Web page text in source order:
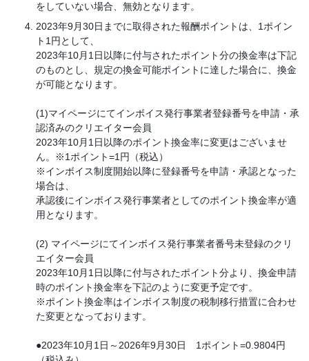
をしていない場合、無効となります。
2023年9月30日までに取得された報酬ポイントは、1ポイン
ト1円として、
2023年10月1日以降に付与されたポイント分の換金率は下記
のものとし、規定の換金可能ポイントに達した場合に、換金
が可能となります。
(1)マイページにてインボイス発行事業者登録番号を申請・承
認済みのクリエイター会員
2023年10月1日以降のポイント換金率に変更はございませ
ん。※1ポイント=1円（税込）
※インボイス制度開始以降に登録番号を申請・承認となった
場合は、
承認後にインボイス発行事業者としてのポイント換金率が適
用となります。
(2) マイページにてインボイス発行事業者番号未登録のクリ
エイター会員
2023年10月1日以降に付与されたポイント分より、換金申請
時のポイント換金率を下記のように変更予定です。
※ポイント換金率はインボイス制度の税制移行措置に合わせ
た変更となっております。
●2023年10月1日～2026年9月30日 1ポイント=0.9804円